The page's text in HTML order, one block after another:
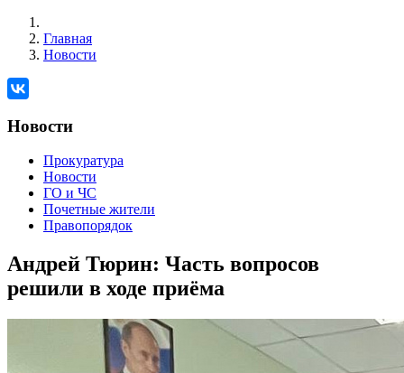
Главная
Новости
Новости
Прокуратура
Новости
ГО и ЧС
Почетные жители
Правопорядок
Андрей Тюрин: Часть вопросов
решили в ходе приёма